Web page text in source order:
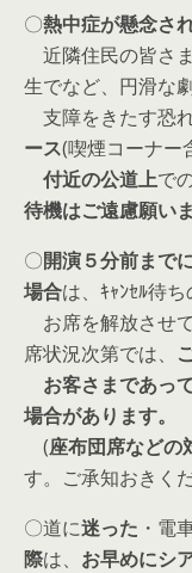
〇熱中症が懸念さ
近隣住民の皆さ
生でなど、円滑な
支障をきたす恐
ース(喫煙コーナー
付近の公道上で
待機はご遠慮願いま
〇開演５分前まで
場合は、ｷｬﾝｾﾙ待
お席を解放させ
席状況次第では、
お客さまであっ
場合があります。
(座布団席などの
す。ご承知おきく
〇道に迷った ・電
際は、 お早めにシ